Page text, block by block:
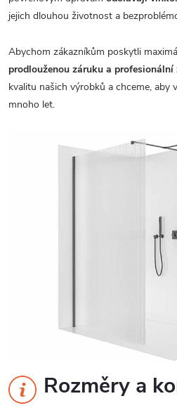
jejich dlouhou životnost a
Abychom zákazníkům poskytli
prodlouženou záruku a
kvalitu našich výrobků a chceme, aby
mnoho let.
Rozměry a